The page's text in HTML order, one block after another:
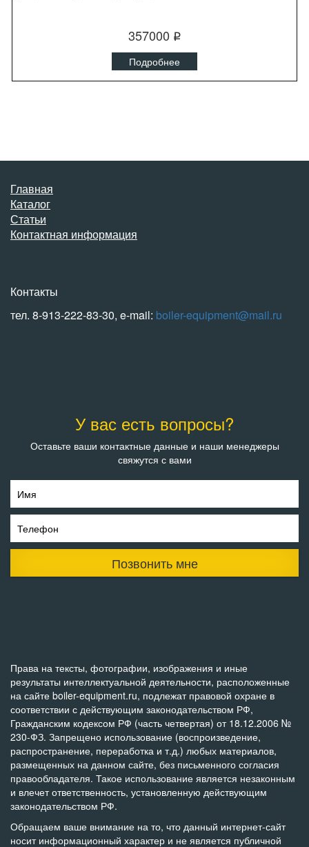
357000 q
Подробнее
Главная
Каталог
Статьи
Контактная информация
Контакты
тел. 8-913-222-83-30, e-mail: boiler-equipment@mail.ru
У вас есть вопросы?
Оставьте ваши контактные данные и наши менеджеры
свяжутся с вами
Имя
Телефон
Позвонить мне
Права на тексты, фотографии, изображения и иные
результаты интеллектуальной деятельности, расположенные
на сайте boiler-equipment.ru, подлежат правовой охране в
соответствии с действующим законодательством РФ,
Гражданским кодексом РФ (часть четвертая) от 18.12.2006 №
230-ФЗ. Запрещено использование (воспроизведение,
распространение, переработка и т.д.) любых материалов,
размещенных на данном сайте, без письменного согласия
правообладателя. Такое использование является незаконным
и влечет ответственность, установленную действующим
законодательством РФ.
Обращаем ваше внимание на то, что данный интернет-сайт
носит информационный характер и не является публичной